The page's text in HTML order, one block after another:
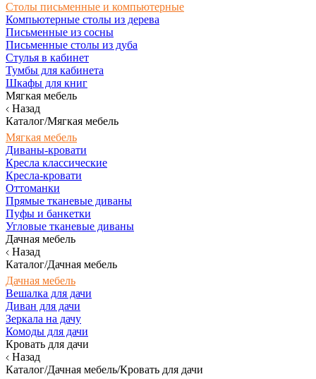
Столы письменные и компьютерные
Компьютерные столы из дерева
Письменные из сосны
Письменные столы из дуба
Стулья в кабинет
Тумбы для кабинета
Шкафы для книг
Мягкая мебель
Назад
Каталог/Мягкая мебель
Мягкая мебель
Диваны-кровати
Кресла классические
Кресла-кровати
Оттоманки
Прямые тканевые диваны
Пуфы и банкетки
Угловые тканевые диваны
Дачная мебель
Назад
Каталог/Дачная мебель
Дачная мебель
Вешалка для дачи
Диван для дачи
Зеркала на дачу
Комоды для дачи
Кровать для дачи
Назад
Каталог/Дачная мебель/Кровать для дачи